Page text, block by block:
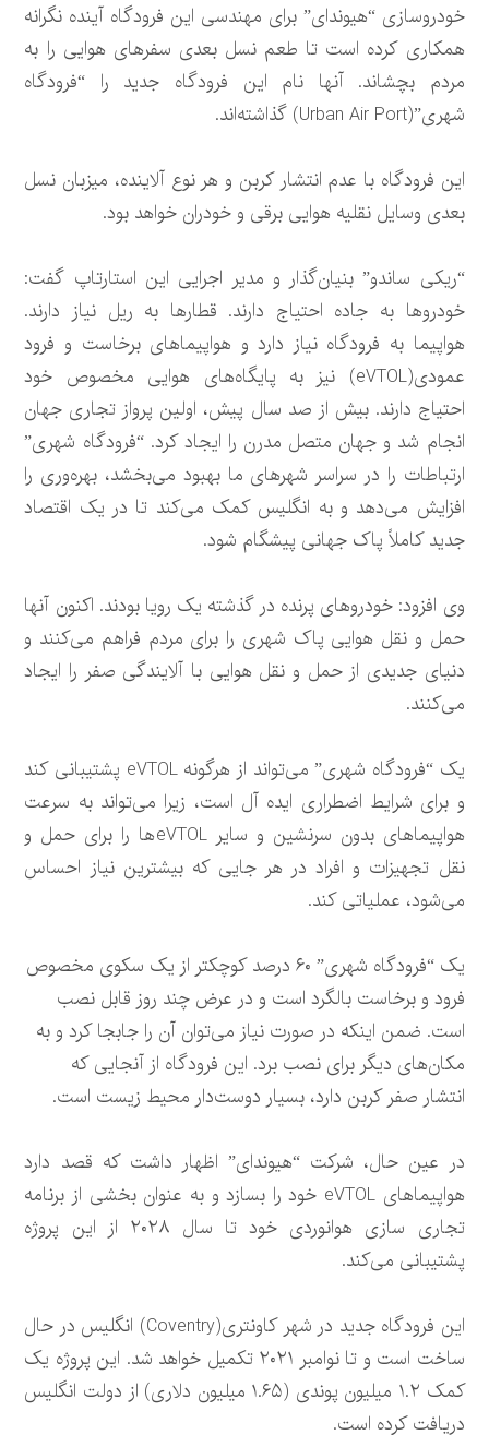
خودروسازی “هیوندای” برای مهندسی این فرودگاه آینده نگرانه
همکاری کرده است تا طعم نسل بعدی سفرهای هوایی را به
مردم بچشاند. آنها نام این فرودگاه جدید را “فرودگاه
شهری”(Urban Air Port) گذاشته‌اند.
این فرودگاه با عدم انتشار کربن و هر نوع آلاینده، میزبان نسل
بعدی وسایل نقلیه هوایی برقی و خودران خواهد بود.
“ریکی ساندو” بنیان‌گذار و مدیر اجرایی این استارتاپ گفت:
خودروها به جاده احتیاج دارند. قطارها به ریل نیاز دارند.
هواپیما به فرودگاه نیاز دارد و هواپیماهای برخاست و فرود
عمودی(eVTOL) نیز به پایگاه‌های هوایی مخصوص خود
احتیاج دارند. بیش از صد سال پیش، اولین پرواز تجاری جهان
انجام شد و جهان متصل مدرن را ایجاد کرد. “فرودگاه شهری”
ارتباطات را در سراسر شهرهای ما بهبود می‌بخشد، بهره‌وری را
افزایش می‌دهد و به انگلیس کمک می‌کند تا در یک اقتصاد
جدید کاملاً پاک جهانی پیشگام شود.
وی افزود: خودروهای پرنده در گذشته یک رویا بودند. اکنون آنها
حمل و نقل هوایی پاک شهری را برای مردم فراهم می‌کنند و
دنیای جدیدی از حمل و نقل هوایی با آلایندگی صفر را ایجاد
می‌کنند.
یک “فرودگاه شهری” می‌تواند از هرگونه eVTOL پشتیبانی کند
و برای شرایط اضطراری ایده آل است، زیرا می‌تواند به سرعت
هواپیماهای بدون سرنشین و سایر eVTOLها را برای حمل و
نقل تجهیزات و افراد در هر جایی که بیشترین نیاز احساس
می‌شود، عملیاتی کند.
یک “فرودگاه شهری” ۶۰ درصد کوچکتر از یک سکوی مخصوص
فرود و برخاست بالگرد است و در عرض چند روز قابل نصب
است. ضمن اینکه در صورت نیاز می‌توان آن را جابجا کرد و به
مکان‌های دیگر برای نصب برد. این فرودگاه از آنجایی که
انتشار صفر کربن دارد، بسیار دوست‌دار محیط زیست است.
در عین حال، شرکت “هیوندای” اظهار داشت که قصد دارد
هواپیماهای eVTOL خود را بسازد و به عنوان بخشی از برنامه
تجاری سازی هوانوردی خود تا سال ۲۰۲۸ از این پروژه
پشتیبانی می‌کند.
این فرودگاه جدید در شهر کاونتری(Coventry) انگلیس در حال
ساخت است و تا نوامبر ۲۰۲۱ تکمیل خواهد شد. این پروژه یک
کمک ۱.۲ میلیون پوندی (۱.۶۵ میلیون دلاری) از دولت انگلیس
دریافت کرده است.